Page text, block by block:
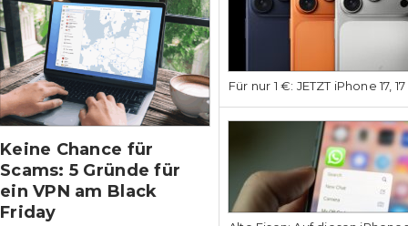
Keine Chance für
Scams: 5 Gründe für
ein VPN am Black
Friday
Für nur 1 €: JETZT iPhone 17,